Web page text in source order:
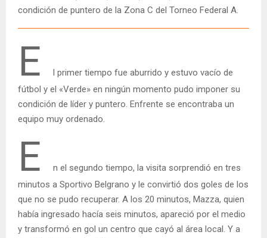
condición de puntero de la Zona C del Torneo Federal A.
E
l primer tiempo fue aburrido y estuvo vacío de
fútbol y el «Verde» en ningún momento pudo imponer su
condición de líder y puntero. Enfrente se encontraba un
equipo muy ordenado.
E
n el segundo tiempo, la visita sorprendió en tres
minutos a Sportivo Belgrano y le convirtió dos goles de los
que no se pudo recuperar. A los 20 minutos, Mazza, quien
había ingresado hacía seis minutos, apareció por el medio
y transformó en gol un centro que cayó al área local. Y a